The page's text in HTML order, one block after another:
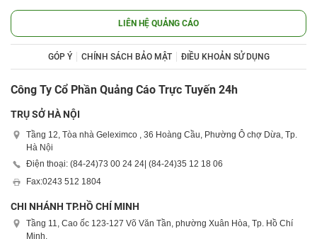
LIÊN HỆ QUẢNG CÁO
GÓP Ý CHÍNH SÁCH BẢO MẬT ĐIỀU KHOẢN SỬ DỤNG
Công Ty Cổ Phần Quảng Cáo Trực Tuyến 24h
TRỤ SỞ HÀ NỘI
Tầng 12, Tòa nhà Geleximco , 36 Hoàng Cầu, Phường Ô chợ Dừa, Tp.
Hà Nội
Điện thoại: (84-24)73 00 24 24 | (84-24)35 12 18 06
Fax:0243 512 1804
CHI NHÁNH TP.HỒ CHÍ MINH
Tầng 11, Cao ốc 123-127 Võ Văn Tần, phường Xuân Hòa, Tp. Hồ Chí
Minh.